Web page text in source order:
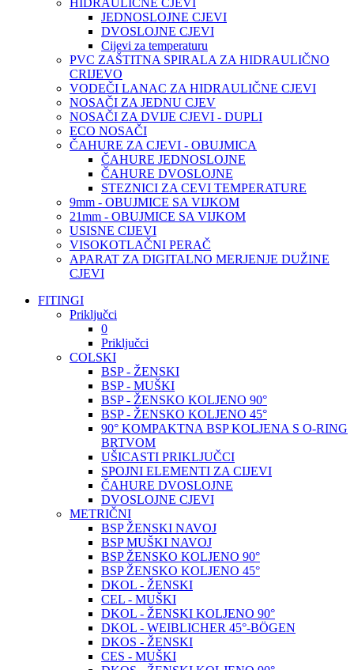
HIDRAULIČNE CJEVI
JEDNOSLOJNE CJEVI
DVOSLOJNE CJEVI
Cijevi za temperaturu
PVC ZAŠTITNA SPIRALA ZA HIDRAULIČNO
CRIJEVO
VODEČI LANAC ZA HIDRAULIČNE CJEVI
NOSAČI ZA JEDNU CJEV
NOSAČI ZA DVIJE CJEVI - DUPLI
ECO NOSAČI
ČAHURE ZA CJEVI - OBUJMICA
ČAHURE JEDNOSLOJNE
ČAHURE DVOSLOJNE
STEZNICI ZA CEVI TEMPERATURE
9mm - OBUJMICE SA VIJKOM
21mm - OBUJMICE SA VIJKOM
USISNE CIJEVI
VISOKOTLAČNI PERAČ
APARAT ZA DIGITALNO MERJENJE DUŽINE
CJEVI
FITINGI
Priključci
0
Priključci
COLSKI
BSP - ŽENSKI
BSP - MUŠKI
BSP - ŽENSKO KOLJENO 90°
BSP - ŽENSKO KOLJENO 45°
90° KOMPAKTNA BSP KOLJENA S O-RING
BRTVOM
UŠICASTI PRIKLJUČCI
SPOJNI ELEMENTI ZA CIJEVI
ČAHURE DVOSLOJNE
DVOSLOJNE CJEVI
METRIČNI
BSP ŽENSKI NAVOJ
BSP MUŠKI NAVOJ
BSP ŽENSKO KOLJENO 90°
BSP ŽENSKO KOLJENO 45°
DKOL - ŽENSKI
CEL - MUŠKI
DKOL - ŽENSKI KOLJENO 90°
DKOL - WEIBLICHER 45°-BÖGEN
DKOS - ŽENSKI
CES - MUŠKI